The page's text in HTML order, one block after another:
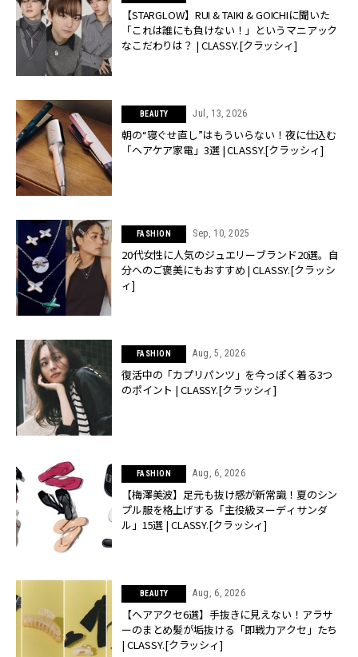
【STARGLOW】RUI & TAIKI & GOICHIに聞いた
「これは誰にも負けない！」というマニアック
なこだわりは？ | CLASSY.[クラッシィ]
BEAUTY Jul, 13, 2026
朝の“寝ぐせ直し”はもういらない！夜に仕込む
「ヘアケア家電」3選 | CLASSY.[クラッシィ]
FASHION Sep, 10, 2025
20代女性に人気のジュエリーブランド20選。自
分へのご褒美にもおすすめ | CLASSY.[クラッシ
ィ]
FASHION Aug, 5, 2026
復活中の「カプリパンツ」を今っぽく着る3つ
のポイント | CLASSY.[クラッシィ]
FASHION Aug, 6, 2026
【梅澤美波】足元も抜け感が新常識！夏のシン
プル服を格上げする「主役級ヌーディサンダ
ル」15選 | CLASSY.[クラッシィ]
BEAUTY Aug, 6, 2026
【ヘアアクセ6選】手抜きに見えない！アラサ
ーのまとめ髪が垢抜ける「即戦力アクセ」たち
| CLASSY.[クラッシィ]